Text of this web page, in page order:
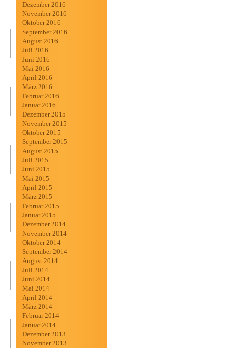
Dezember 2016
November 2016
Oktober 2016
September 2016
August 2016
Juli 2016
Juni 2016
Mai 2016
April 2016
März 2016
Februar 2016
Januar 2016
Dezember 2015
November 2015
Oktober 2015
September 2015
August 2015
Juli 2015
Juni 2015
Mai 2015
April 2015
März 2015
Februar 2015
Januar 2015
Dezember 2014
November 2014
Oktober 2014
September 2014
August 2014
Juli 2014
Juni 2014
Mai 2014
April 2014
März 2014
Februar 2014
Januar 2014
Dezember 2013
November 2013